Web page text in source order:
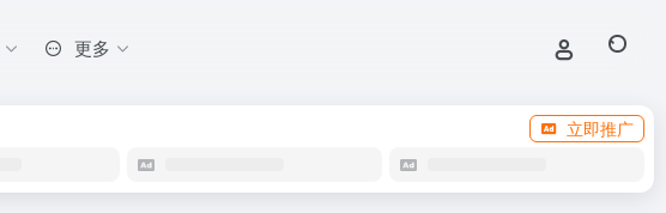
更多
立即推广